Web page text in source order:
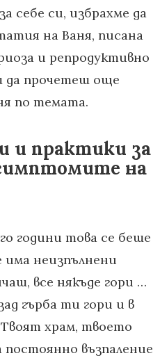
себе си, избрахме да
на Ваня, писана
и репродуктивно
да прочетеш още
по темата.
и практики за
на
години това се беше
има неизпълнени
все някъде гори …
гърба ти гори и в
храм, твоето
възпаление